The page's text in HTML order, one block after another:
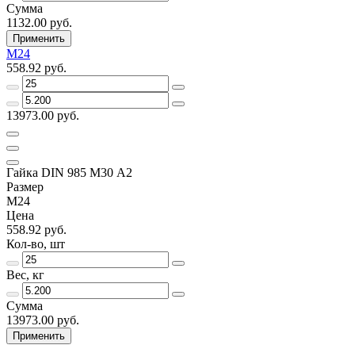
Сумма
1132.00 руб.
Применить
М24
558.92 руб.
13973.00 руб.
Гайка DIN 985 М30 А2
Размер
М24
Цена
558.92 руб.
Кол-во, шт
Вес, кг
Сумма
13973.00 руб.
Применить